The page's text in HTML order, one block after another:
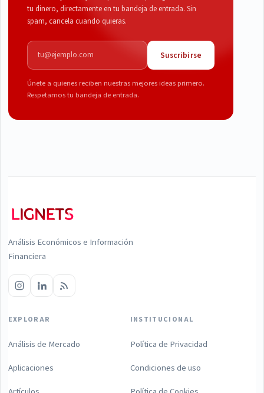
tu dinero, directamente en tu bandeja de entrada. Sin
spam, cancela cuando quieras.
Correo electrónico
Suscribirse
Únete a quienes reciben nuestras mejores ideas primero.
Respetamos tu bandeja de entrada.
Análisis Económicos e Información
Financiera
EXPLORAR
Análisis de Mercado
Aplicaciones
INSTITUCIONAL
Política de Privacidad
Condiciones de uso